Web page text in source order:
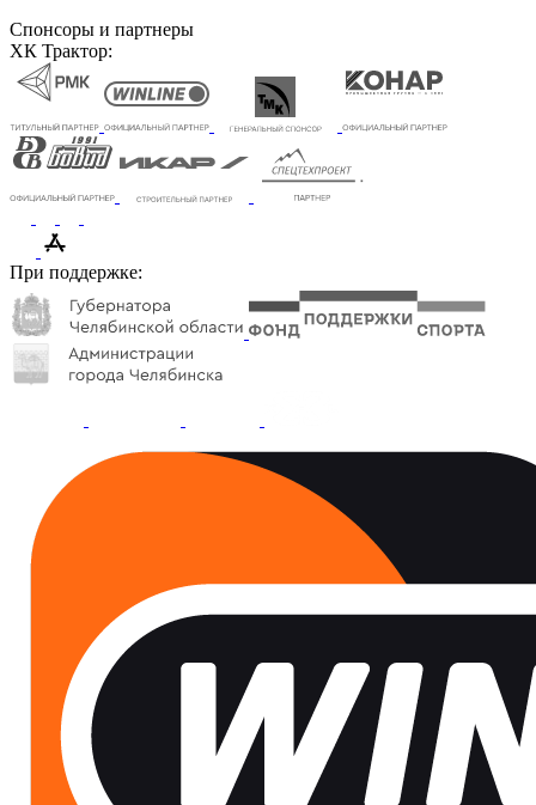
Спонсоры и партнеры
ХК Трактор:
При поддержке: